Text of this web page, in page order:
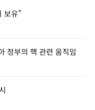
보유"
정부의 핵 관련 움직임